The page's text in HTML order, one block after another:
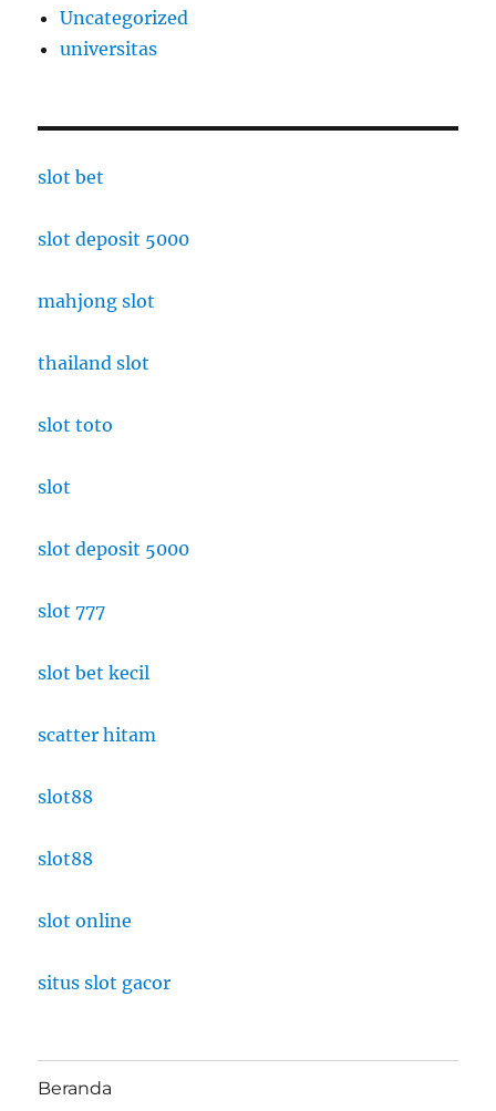
Uncategorized
universitas
slot bet
slot deposit 5000
mahjong slot
thailand slot
slot toto
slot
slot deposit 5000
slot 777
slot bet kecil
scatter hitam
slot88
slot88
slot online
situs slot gacor
Beranda